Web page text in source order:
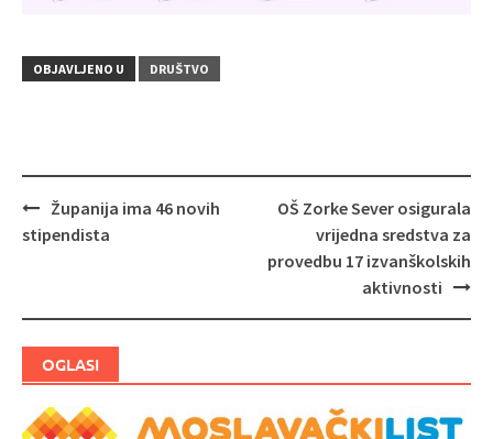
OBJAVLJENO U DRUŠTVO
Navigacija
objava
Županija ima 46 novih
stipendista
OŠ Zorke Sever osigurala
vrijedna sredstva za
provedbu 17 izvanškolskih
aktivnosti
OGLASI